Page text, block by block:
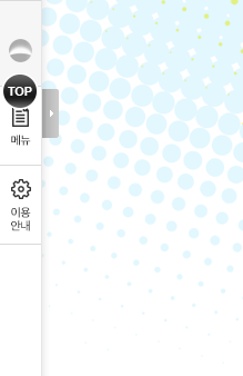
본문으로 바로가기
푸터 바로가기